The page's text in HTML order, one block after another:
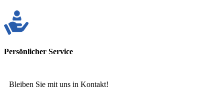
Persönlicher Service
Bleiben Sie mit uns in Kontakt!